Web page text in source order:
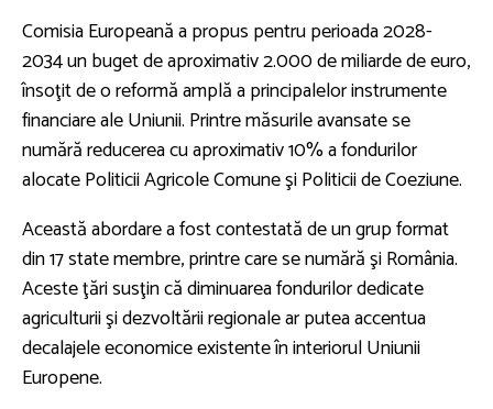
Comisia Europeană a propus pentru perioada 2028-
2034 un buget de aproximativ 2.000 de miliarde de euro,
însoţit de o reformă amplă a principalelor instrumente
financiare ale Uniunii. Printre măsurile avansate se
numără reducerea cu aproximativ 10% a fondurilor
alocate Politicii Agricole Comune şi Politicii de Coeziune.
Această abordare a fost contestată de un grup format
din 17 state membre, printre care se numără şi România.
Aceste ţări susţin că diminuarea fondurilor dedicate
agriculturii şi dezvoltării regionale ar putea accentua
decalajele economice existente în interiorul Uniunii
Europene.